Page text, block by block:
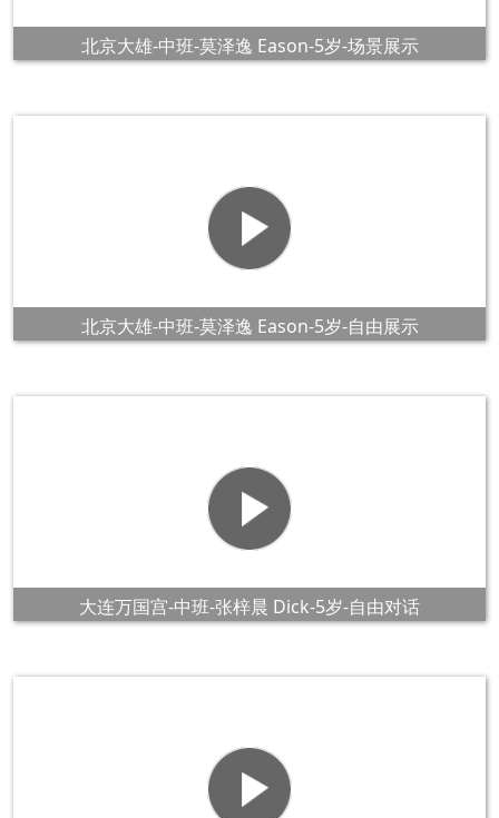
北京大雄-中班-莫泽逸 Eason-5岁-场景展示
北京大雄-中班-莫泽逸 Eason-5岁-自由展示
大连万国宫-中班-张梓晨 Dick-5岁-自由对话